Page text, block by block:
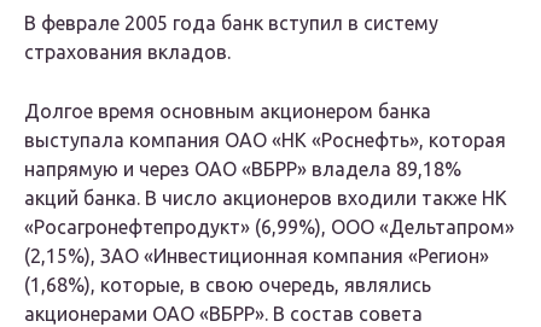
В феврале 2005 года банк вступил в систему
страхования вкладов.
Долгое время основным акционером банка
выступала компания ОАО «НК «Роснефть», которая
напрямую и через ОАО «ВБРР» владела 89,18%
акций банка. В число акционеров входили также НК
«Росагронефтепродукт» (6,99%), ООО «Дельтапром»
(2,15%), ЗАО «Инвестиционная компания «Регион»
(1,68%), которые, в свою очередь, являлись
акционерами ОАО «ВБРР». В состав совета